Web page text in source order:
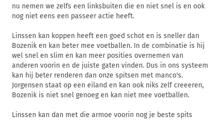
nu nemen we zelfs een linksbuiten die en niet snel is en ook
nog niet eens een passeer actie heeft.
Linssen kan koppen heeft een goed schot en is sneller dan
Bozenik en kan beter mee voetballen. In de combinatie is hij
wel snel en slim en kan meer posities overnemen van
anderen voorin en de juiste gaten vinden. Dus in ons systeem
kan hij beter renderen dan onze spitsen met manco's.
Jorgensen staat op een eiland en kan ook niks zelf creeeren,
Bozenik is niet snel genoeg en kan niet mee voetballen.
Linssen kan dan met die armoe voorin nog je beste spits